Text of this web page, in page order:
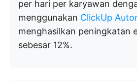
per hari per karyawan
menggunakan ClickUp
menghasilkan peningkatan
sebesar 12%.